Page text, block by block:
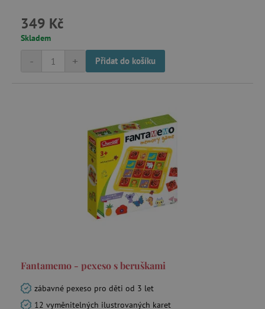
349 Kč
Skladem
+
- Přidat do košíku
Fantamemo - pexeso s beruškami
zábavné pexeso pro děti od 3 let
12 vyměnitelných ilustrovaných karet